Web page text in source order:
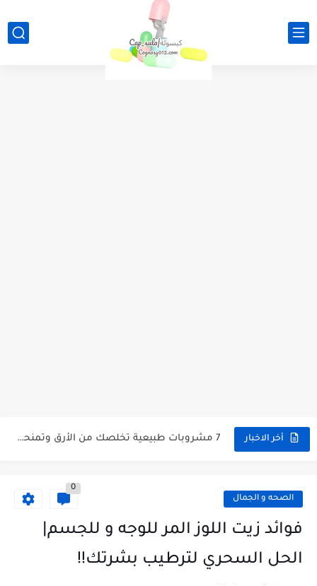
أخر الاخبار علاج الأرق طبيعيًا: طرق فعالة للنوم دون أدوية
الصحه و الجمال
0
فوائد زيت اللوز المر للوجه و للجسم|
الحل السحري لترطيب بشرتك!!